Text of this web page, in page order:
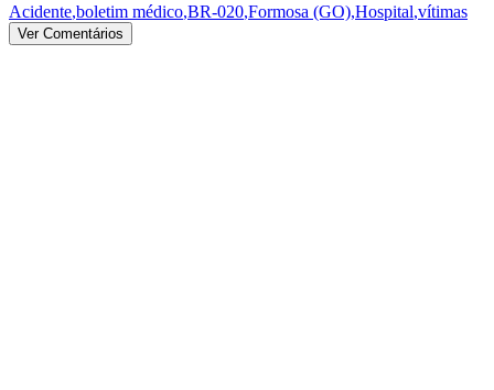
Acidente,boletim médico,BR-020,Formosa (GO),Hospital,vítimas
Ver Comentários